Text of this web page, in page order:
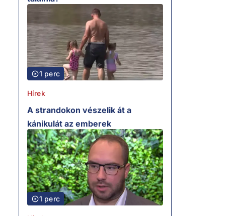
1 perc
Hírek
A strandokon vészelik át a
kánikulát az emberek
1 perc